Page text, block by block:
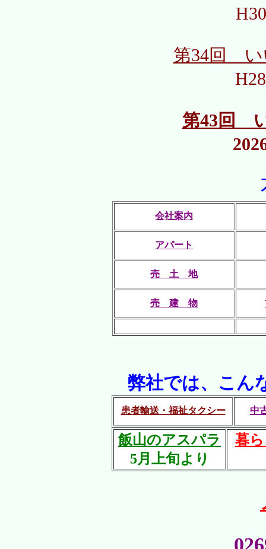
第34回 い
第43回
会社案内
アパート
売 土 地
売 建 物
弊社では、こん
患者輸送・福祉タクシー 中
飯山のアスパラ
5月上旬より
暮